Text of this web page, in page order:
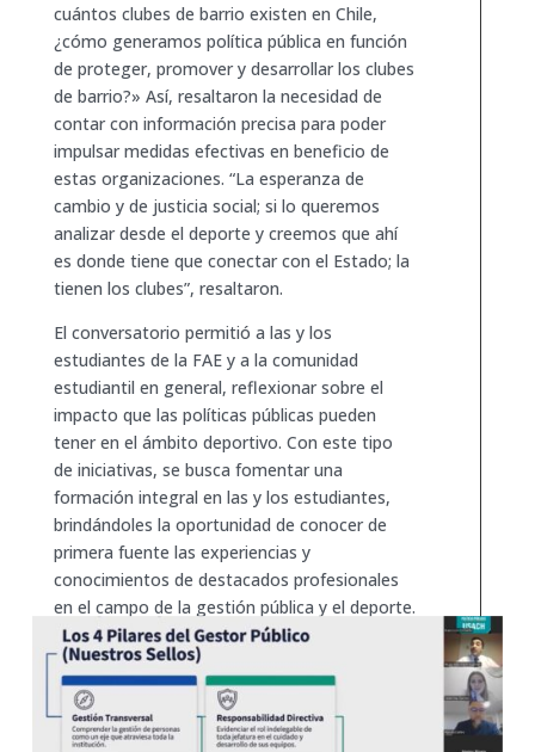
cuántos clubes de barrio existen en Chile,
¿cómo generamos política pública en función
de proteger, promover y desarrollar los clubes
de barrio?» Así, resaltaron la necesidad de
contar con información precisa para poder
impulsar medidas efectivas en beneficio de
estas organizaciones. “La esperanza de
cambio y de justicia social; si lo queremos
analizar desde el deporte y creemos que ahí
es donde tiene que conectar con el Estado; la
tienen los clubes”, resaltaron.
El conversatorio permitió a las y los
estudiantes de la FAE y a la comunidad
estudiantil en general, reflexionar sobre el
impacto que las políticas públicas pueden
tener en el ámbito deportivo. Con este tipo
de iniciativas, se busca fomentar una
formación integral en las y los estudiantes,
brindándoles la oportunidad de conocer de
primera fuente las experiencias y
conocimientos de destacados profesionales
en el campo de la gestión pública y el deporte.
Noticia publicada enFAE USACH